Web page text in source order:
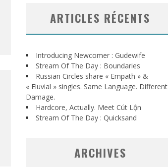
ARTICLES RÉCENTS
Introducing Newcomer : Gudewife
Stream Of The Day : Boundaries
Russian Circles share « Empath » &
« Eluvial » singles. Same Language. Different
Damage.
Hardcore, Actually. Meet Cút Lộn
Stream Of The Day : Quicksand
ARCHIVES